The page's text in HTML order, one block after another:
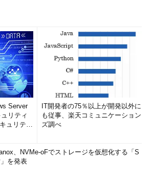
Server
リティ
ュリティ
IT開発者の75％以上が開発以外に
も従事、楽天コミュニケーション
ズ調べ
、NVMe-oFでストレージを仮想化する「S
を発表